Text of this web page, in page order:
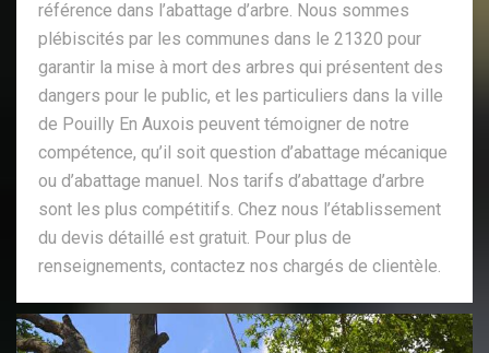
référence dans l’abattage d’arbre. Nous sommes
plébiscités par les communes dans le 21320 pour
garantir la mise à mort des arbres qui présentent des
dangers pour le public, et les particuliers dans la ville
de Pouilly En Auxois peuvent témoigner de notre
compétence, qu’il soit question d’abattage mécanique
ou d’abattage manuel. Nos tarifs d’abattage d’arbre
sont les plus compétitifs. Chez nous l’établissement
du devis détaillé est gratuit. Pour plus de
renseignements, contactez nos chargés de clientèle.